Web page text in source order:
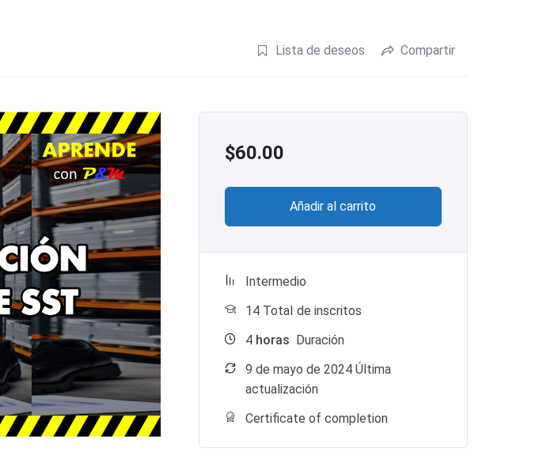
Lista de deseos Compartir
$60.00
Añadir al carrito
Intermedio
14 TotaI de inscritos
4 horas
Duración
9 de mayo de 2024 Última
actualización
Certificate of completion